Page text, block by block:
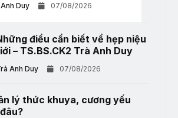
Duy 07/08/2026
điều cần biết về hẹp niệu
– TS.BS.CK2 Trà Anh Duy
Anh Duy 07/08/2026
lý thức khuya, cương yếu